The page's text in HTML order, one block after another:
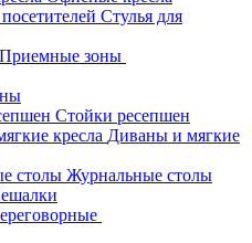
Стулья для
Приемные зоны
Стойки ресепшен
Диваны и мягкие
Журнальные столы